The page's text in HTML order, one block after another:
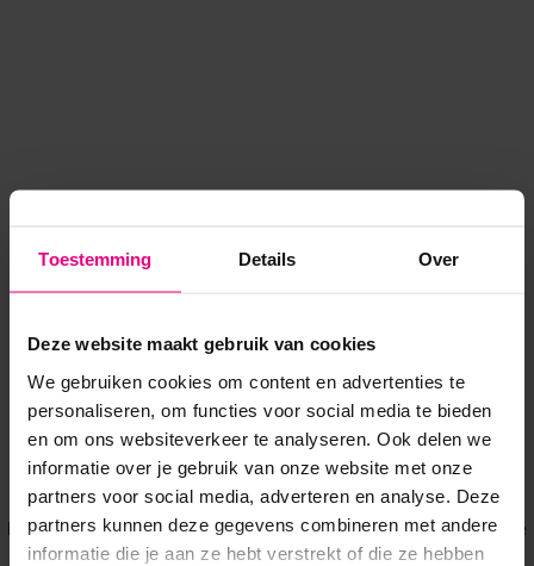
Toestemming Details Over
Deze website maakt gebruik van cookies
We gebruiken cookies om content en advertenties te
personaliseren, om functies voor social media te bieden
en om ons websiteverkeer te analyseren. Ook delen we
informatie over je gebruik van onze website met onze
partners voor social media, adverteren en analyse. Deze
partners kunnen deze gegevens combineren met andere
informatie die je aan ze hebt verstrekt of die ze hebben
Application error: a client-side exception has occurred while
loadingwww.voordeeluitjes.nl (see the browser console for more
information).